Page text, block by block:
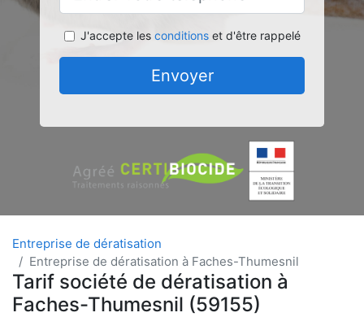
J'accepte les conditionset d'être rappelé
Envoyer
Entreprise de dératisation
Entreprise de dératisation à Faches-Thumesnil
Tarif société de dératisation à
Faches-Thumesnil (59155)